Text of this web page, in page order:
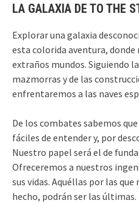
LA GALAXIA DE TO THE
Explorar una galaxia
esta colorida aventura, donde
extraños mundos. Siguiendo
mazmorras y de las
enfrentaremos a las naves
De los combates sabemos
fáciles de entender y, por
Nuestro papel será el de
Ofreceremos a nuestros
sus vidas. Aquéllas por las
hecho, podrán ser las últimas.